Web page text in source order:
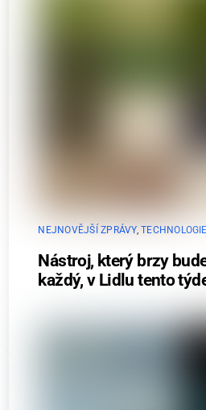
NEJNOVĚJŠÍ ZPRÁVY,TECHNOLOGIE
Nástroj, který brzy
každý, v Lidlu tento